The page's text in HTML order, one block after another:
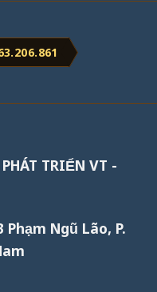
TRIỂN VT -
Phạm Ngũ Lão, P.